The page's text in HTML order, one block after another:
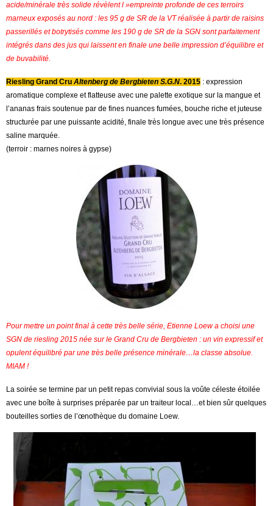
acide/minérale très solide révèlent l »empreinte profonde de ces terroirs
marneux exposés au nord : les 95 g de SR de la VT réalisée à partir de raisins
passerillés et botrytisés comme les 190 g de SR de la SGN sont parfaitement
intégrés dans des jus qui laissent en finale une belle impression d’équilibre et
de buvabilité.
Riesling Grand Cru Altenberg de Bergbieten S.G.N. 2015 : expression
aromatique complexe et flatteuse avec une palette exotique sur la mangue et
l’ananas frais soutenue par de fines nuances fumées, bouche riche et juteuse
structurée par une puissante acidité, finale très longue avec une très présence
saline marquée.
(terroir : marnes noires à gypse)
Pour mettre un point final à cette très belle série, Etienne Loew a choisi une
SGN de riesling 2015 née sur le Grand Cru de Bergbieten : un vin expressif et
opulent équilibré par une très belle présence minérale…la classe absolue.
MIAM !
La soirée se termine par un petit repas convivial sous la voûte céleste étoilée
avec une boîte à surprises préparée par un traiteur local…et bien sûr quelques
bouteilles sorties de l’œnothèque du domaine Loew.